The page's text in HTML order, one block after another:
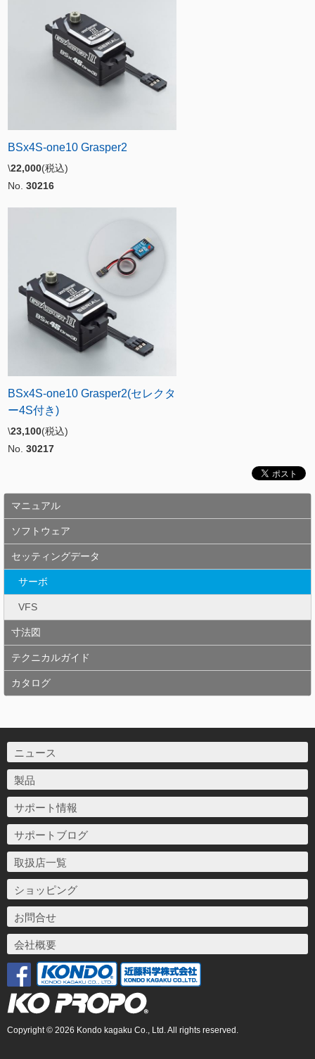
BSx4S-one10 Grasper2
\22,000(税込)
No. 30216
BSx4S-one10 Grasper2(セレクタ
ー4S付き)
\23,100(税込)
No. 30217
マニュアル
ソフトウェア
セッティングデータ
サーボ
VFS
寸法図
テクニカルガイド
カタログ
ニュース
製品
サポート情報
サポートブログ
取扱店一覧
ショッピング
お問合せ
会社概要
Copyright © 2026 Kondo kagaku Co., Ltd. All rights reserved.